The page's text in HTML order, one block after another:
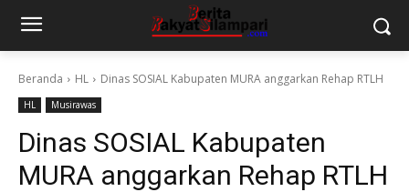
Beranda HL Dinas SOSIAL Kabupaten MURA anggarkan Rehap RTLH
HL Musirawas
Dinas SOSIAL Kabupaten
MURA anggarkan Rehap RTLH